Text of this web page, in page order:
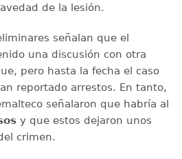
de la lesión.
señalan que el
una discusión con otra
pero hasta la fecha el caso
reportado arrestos. En tanto,
señalaron que habría al
y que estos dejaron unos
crimen.